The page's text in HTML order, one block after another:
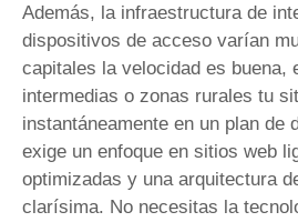
Además, la infraestructura de
dispositivos de acceso varían
capitales la velocidad es buena,
intermedias o zonas rurales tu
instantáneamente en un plan de
exige un enfoque en sitios web
optimizadas y una arquitectura
clarísima. No necesitas la